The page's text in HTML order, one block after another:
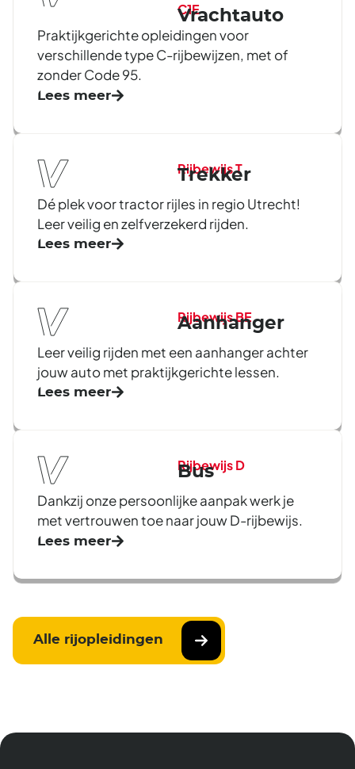
C1E
Vrachtauto
Praktijkgerichte opleidingen voor
verschillende type C-rijbewijzen, met of
zonder Code 95.
Lees meer
Rijbewijs T
Trekker
Dé plek voor tractor rijles in regio Utrecht!
Leer veilig en zelfverzekerd rijden.
Lees meer
Rijbewijs BE
Aanhanger
Leer veilig rijden met een aanhanger achter
jouw auto met praktijkgerichte lessen.
Lees meer
Rijbewijs D
Bus
Dankzij onze persoonlijke aanpak werk je
met vertrouwen toe naar jouw D-rijbewijs.
Lees meer
Alle rijopleidingen